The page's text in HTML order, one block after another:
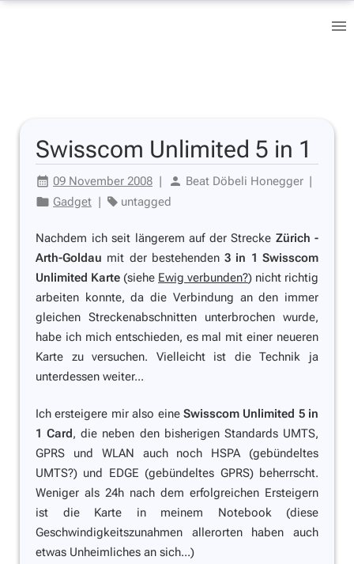
Swisscom Unlimited 5 in 1
09 November 2008 | Beat Döbeli Honegger |
Gadget | untagged
Nachdem ich seit längerem auf der Strecke Zürich -
Arth-Goldau mit der bestehenden3 in 1 Swisscom
Unlimited Karte (siehe Ewig verbunden?) nicht richtig
arbeiten konnte, da die Verbindung an den immer
gleichen Streckenabschnitten unterbrochen wurde,
habe ich mich entschieden, es mal mit einer neueren
Karte zu versuchen. Vielleicht ist die Technik ja
unterdessen weiter...
Ich ersteigere mir also eine Swisscom Unlimited 5 in
1 Card, die neben den bisherigen Standards UMTS,
GPRS und WLAN auch noch HSPA (gebündeltes
UMTS?) und EDGE (gebündeltes GPRS) beherrscht.
Weniger als 24h nach dem erfolgreichen Ersteigern
ist die Karte in meinem Notebook (diese
Geschwindigkeitszunahmen allerorten haben auch
etwas Unheimliches an sich...)